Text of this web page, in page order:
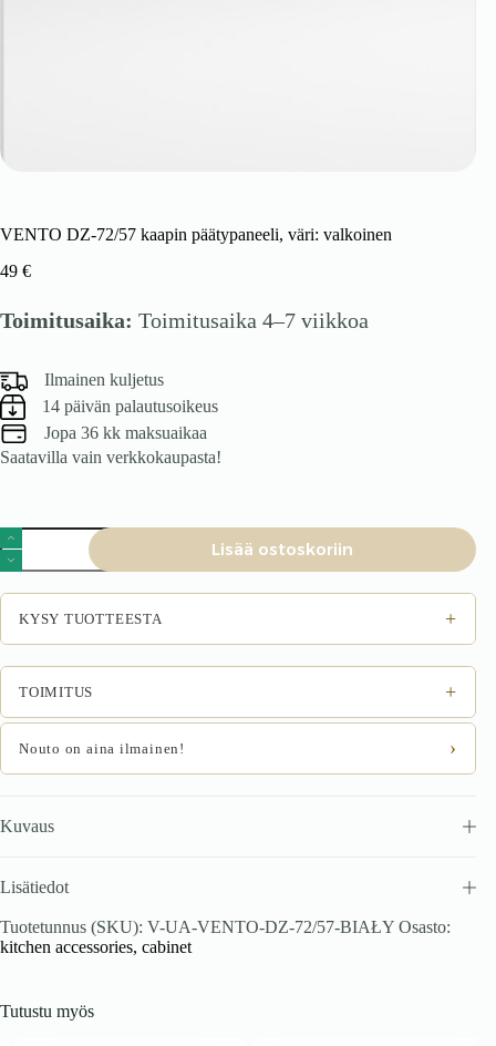
VENTO DZ-72/57 kaapin päätypaneeli, väri: valkoinen
49 €
Toimitusaika: Toimitusaika 4–7 viikkoa
Ilmainen kuljetus
14 päivän palautusoikeus
Jopa 36 kk maksuaikaa
Saatavilla vain verkkokaupasta!
VENTO
DZ-
72/57
kaapin
päätypaneeli,
väri:
valkoinen
määrä
Lisää ostoskoriin
KYSY TUOTTEESTA +
TOIMITUS +
Nouto on aina ilmainen! ›
Kuvaus
Lisätiedot
Tuotetunnus (SKU): V-UA-VENTO-DZ-72/57-BIAŁY Osasto:
kitchen accessories, cabinet
Tutustu myös